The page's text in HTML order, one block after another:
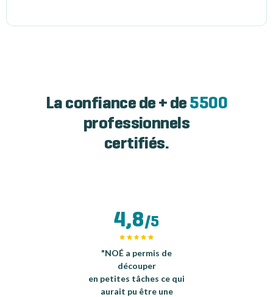
La confiance de + de 5500
professionnels
certifiés.
4,8/5
"NOÉ a permis de
découper
en petites tâches ce qui
aurait pu être une